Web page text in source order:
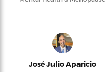
José Julio Aparicio